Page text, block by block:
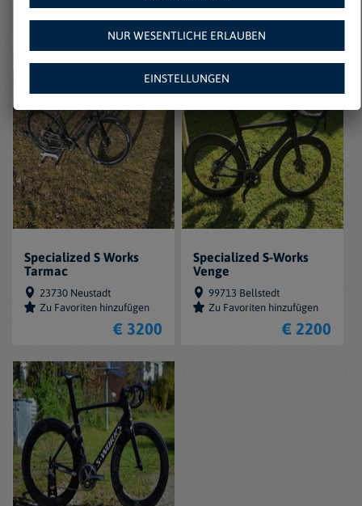
€ 3200
Specialized S Works
Tarmac
23730 Neustadt
Zu Favoriten hinzufügen
€ 3200
Specialized S-Works
Venge
99713 Bellstedt
Zu Favoriten hinzufügen
€ 2200
NUR WESENTLICHE ERLAUBEN
EINSTELLUNGEN